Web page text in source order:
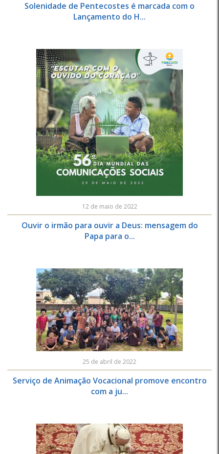
Solenidade de Pentecostes é marcada com o
Lançamento do H...
12 de maio de 2022
Ouvir o irmão para ouvir a Deus: mensagem do
Papa para o...
25 de abril de 2022
Serviço de Animação Vocacional promove encontro
com a ju...